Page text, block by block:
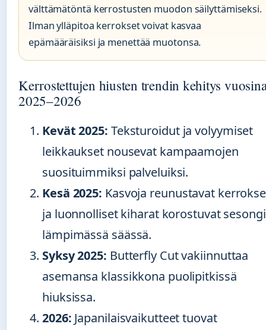
välttämätöntä kerrostusten muodon säilyttämiseksi.
Ilman ylläpitoa kerrokset voivat kasvaa
epämääräisiksi ja menettää muotonsa.
Kerrostettujen hiusten trendin kehitys
2025–2026
Kevät 2025: Teksturoidut ja volyymiset
leikkaukset nousevat kampaamojen
suosituimmiksi palveluiksi.
Kesä 2025: Kasvoja reunustavat
ja luonnolliset kiharat korostuvat
lämpimässä säässä.
Syksy 2025: Butterfly Cut vakiinnuttaa
asemansa klassikkona puolipitkissä
hiuksissa.
2026: Japanilaisvaikutteet tuovat